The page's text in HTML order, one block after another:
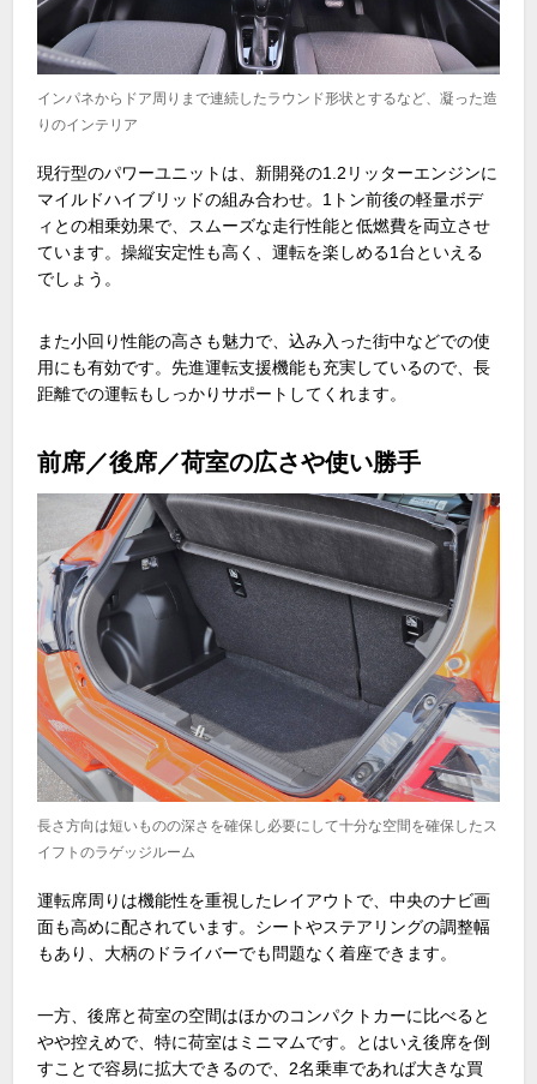
インパネからドア周りまで連続したラウンド形状とするなど、凝った造
りのインテリア
現行型のパワーユニットは、新開発の1.2 リッターエンジンに
マイルドハイブリッドの組み合わせ。 1 トン前後の軽量ボデ
ィとの相乗効果で、スムーズな走行性能と低燃費を両立させ
ています。操縦安定性も高く、運転を楽しめる1 台といえる
でしょう。
また小回り性能の高さも魅力で、込み入った街中などでの使
用にも有効です。先進運転支援機能も充実しているので、長
距離での運転もしっかりサポートしてくれます。
前席／後席／荷室の広さや使い勝手
長さ方向は短いものの深さを確保し必要にして十分な空間を確保したス
イフトのラゲッジルーム
運転席周りは機能性を重視したレイアウトで、中央のナビ画
面も高めに配されています。シートやステアリングの調整幅
もあり、大柄のドライバーでも問題なく着座できます。
一方、後席と荷室の空間はほかのコンパクトカーに比べると
やや控えめで、特に荷室はミニマムです。とはいえ後席を倒
すことで容易に拡大できるので、2名乗車であれば大きな買